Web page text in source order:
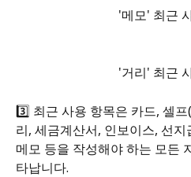
'메모' 최근
'거리' 최근
3️⃣ 최근 사용 항목은 카드, 셀
리, 세금계산서, 인보이스, 선
메모 등을 작성해야 하는 모든
타납니다.